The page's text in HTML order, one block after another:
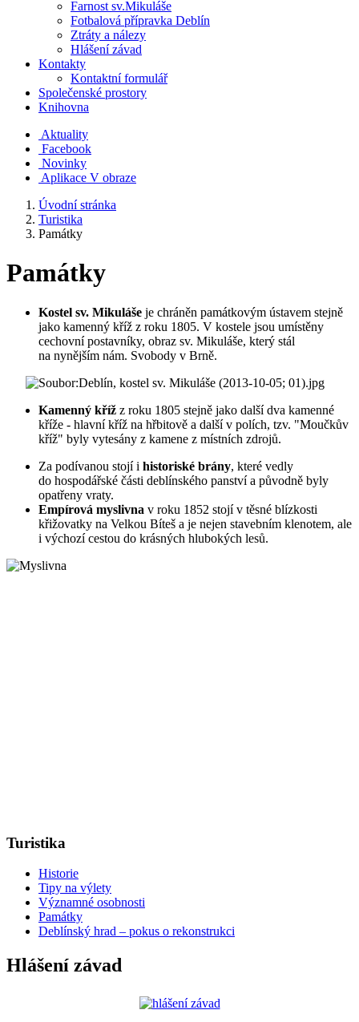
Farnost sv.Mikuláše
Fotbalová přípravka Deblín
Ztráty a nálezy
Hlášení závad
Kontakty
Kontaktní formulář
Společenské prostory
Knihovna
Aktuality
Facebook
Novinky
Aplikace V obraze
Úvodní stránka
Turistika
Památky
Památky
Kostel sv. Mikuláše je chráněn památkovým ústavem stejně
jako kamenný kříž z roku 1805. V kostele jsou umístěny
cechovní postavníky, obraz sv. Mikuláše, který stál
na nynějším nám. Svobody v Brně.
Kamenný kříž z roku 1805 stejně jako další dva kamenné
kříže - hlavní kříž na hřbitově a další v polích, tzv. "Moučkův
kříž" byly vytesány z kamene z místních zdrojů.
Za podívanou stojí i historiské brány, které vedly
do hospodářské části deblínského panství a původně byly
opatřeny vraty.
Empírová myslivna v roku 1852 stojí v těsné blízkosti
křižovatky na Velkou Bíteš a je nejen stavebním klenotem, ale
i výchozí cestou do krásných hlubokých lesů.
Turistika
Historie
Tipy na výlety
Významné osobnosti
Památky
Deblínský hrad – pokus o rekonstrukci
Hlášení závad